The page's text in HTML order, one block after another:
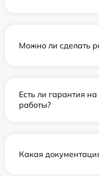
Можно ли сделать
Есть ли гарантия
работы?
Какая